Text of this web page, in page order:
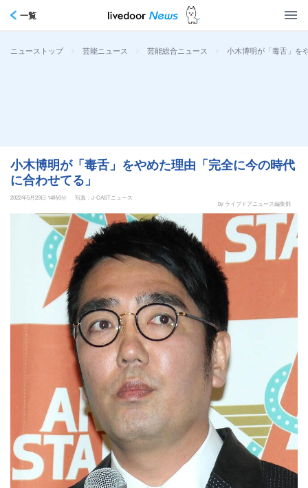
一覧
ニューストップ > 芸能ニュース > 芸能総合ニュース > 小木博明が「毒舌」を
小木博明が「毒舌」をやめた理由「完全に今の時代
に合わせてる」
2022年5月29日 14時0分
写真：J-CASTニュース
by ライブドアニュース編集部